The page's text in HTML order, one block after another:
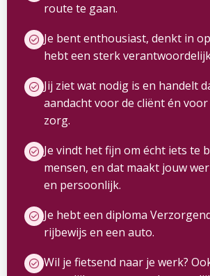
route te gaan.
Je bent enthousiast, denkt in
hebt een sterk
Jij ziet wat nodig is en handelt
aandacht voor de cliënt én
zorg.
Je vindt het fijn om écht iets te
mensen, en dat maakt jouw
en persoonlijk.
Je hebt een diploma
rijbewijs en een auto.
Wil je fietsend naar je werk?